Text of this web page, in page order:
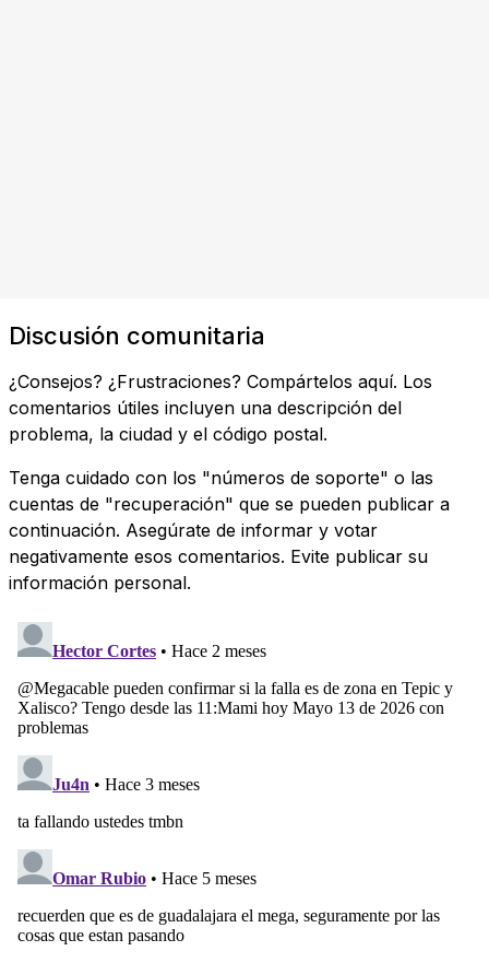
Discusión comunitaria
¿Consejos? ¿Frustraciones? Compártelos aquí. Los
comentarios útiles incluyen una descripción del
problema, la ciudad y el código postal.
Tenga cuidado con los "números de soporte" o las
cuentas de "recuperación" que se pueden publicar a
continuación. Asegúrate de informar y votar
negativamente esos comentarios. Evite publicar su
información personal.